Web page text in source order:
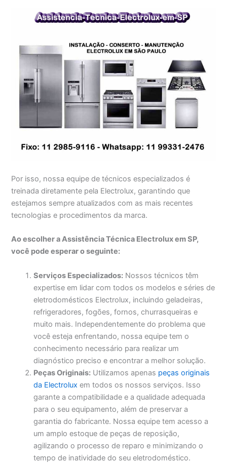
Por isso, nossa equipe de técnicos especializados é
treinada diretamente pela Electrolux, garantindo que
estejamos sempre atualizados com as mais recentes
tecnologias e procedimentos da marca.
Ao escolher a Assistência Técnica Electrolux em SP,
você pode esperar o seguinte:
Serviços Especializados: Nossos técnicos têm
expertise em lidar com todos os modelos e séries de
eletrodomésticos Electrolux, incluindo geladeiras,
refrigeradores, fogões, fornos, churrasqueiras e
muito mais. Independentemente do problema que
você esteja enfrentando, nossa equipe tem o
conhecimento necessário para realizar um
diagnóstico preciso e encontrar a melhor solução.
Peças Originais: Utilizamos apenas peças originais
da Electrolux em todos os nossos serviços. Isso
garante a compatibilidade e a qualidade adequada
para o seu equipamento, além de preservar a
garantia do fabricante. Nossa equipe tem acesso a
um amplo estoque de peças de reposição,
agilizando o processo de reparo e minimizando o
tempo de inatividade do seu eletrodoméstico.